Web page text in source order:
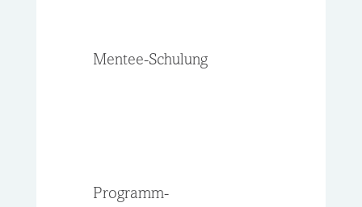
Mentee-Schulung
Programm-